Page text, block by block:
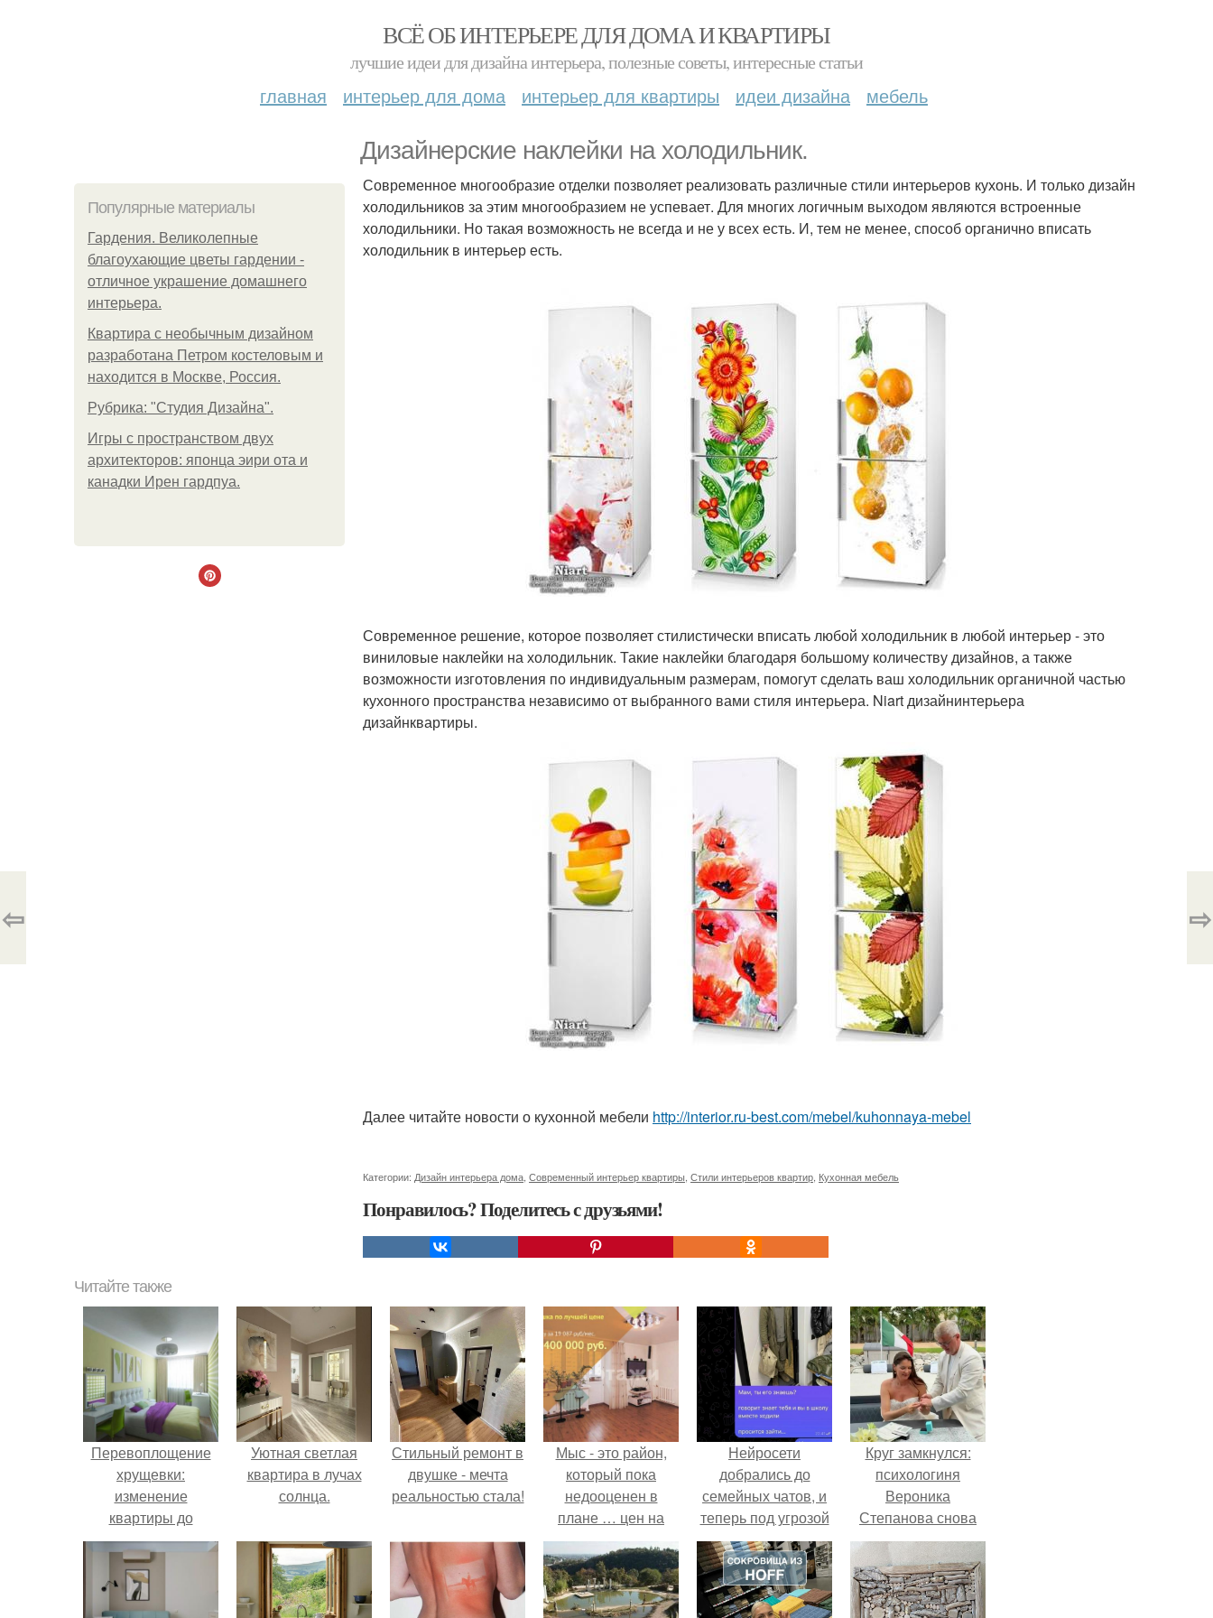
ВСЁ ОБ ИНТЕРЬЕРЕ ДЛЯ ДОМА И КВАРТИРЫ
лучшие идеи для дизайна интерьера, полезные советы, интересные статьи
главная интерьер для дома интерьер для квартиры идеи дизайна мебель
Дизайнерские наклейки на холодильник.
Популярные материалы
Гардения. Великолепные
благоухающие цветы гардении -
отличное украшение домашнего
интерьера.
Квартира с необычным дизайном
разработана Петром костеловым и
находится в Москве, Россия.
Рубрика: "Студия Дизайна".
Игры с пространством двух
архитекторов: японца эири ота и
канадки Ирен гардпуа.
Современное многообразие отделки позволяет реализовать различные стили интерьеров кухонь. И только дизайн
холодильников за этим многообразием не успевает. Для многих логичным выходом являются встроенные
холодильники. Но такая возможность не всегда и не у всех есть. И, тем не менее, способ органично вписать
холодильник в интерьер есть.
Современное решение, которое позволяет стилистически вписать любой холодильник в любой интерьер - это
виниловые наклейки на холодильник. Такие наклейки благодаря большому количеству дизайнов, а также
возможности изготовления по индивидуальным размерам, помогут сделать ваш холодильник органичной частью
кухонного пространства независимо от выбранного вами стиля интерьера. Niart дизайнинтерьера
дизайнквартиры.
Далее читайте новости о кухонной мебели http://interior.ru-best.com/mebel/kuhonnaya-mebel
Категории: Дизайн интерьера дома Современный интерьер квартиры Стили интерьеров квартир Кухонная мебель
Понравилось? Поделитесь с друзьями!
⇦ ⇨
Читайте также
Перевоплощение
хрущевки:
изменение
квартиры до
неузнаваемости
при помощи
небольшой
перепланировки и
Уютная светлая
квартира в лучах
солнца.
Стильный ремонт в
двушке - мечта
реальностью стала!
Мыс - это район,
который пока
недооценен в
плане … цен на
квартиры!
Нейросети
добрались до
семейных чатов, и
теперь под угрозой
мамины нервы.
Круг замкнулся:
психологиня
Вероника
Степанова снова
вышла замуж за
собственного
бывшего мужа.